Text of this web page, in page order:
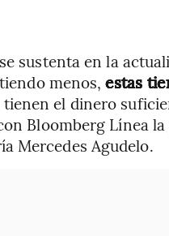
sustenta en la
menos,estas
el dinero
Bloomberg Línea
Mercedes Agudelo.